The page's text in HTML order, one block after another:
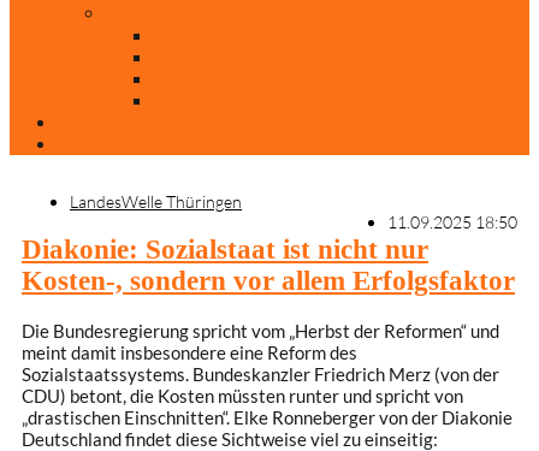
LandesWelle Thüringen
11.09.2025 18:50
Diakonie: Sozialstaat ist nicht nur
Kosten-, sondern vor allem Erfolgsfaktor
Die Bundesregierung spricht vom „Herbst der Reformen“ und
meint damit insbesondere eine Reform des
Sozialstaatssystems. Bundeskanzler Friedrich Merz (von der
CDU) betont, die Kosten müssten runter und spricht von
„drastischen Einschnitten“. Elke Ronneberger von der Diakonie
Deutschland findet diese Sichtweise viel zu einseitig: